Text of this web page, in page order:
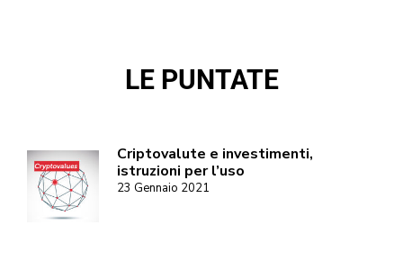
LE PUNTATE
Criptovalute e investimenti,
istruzioni per l’uso
23 Gennaio 2021